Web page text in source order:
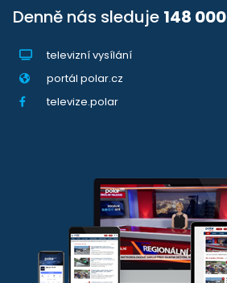
Denně nás sleduje 148 000
televizní vysílání
portál polar.cz
televize.polar